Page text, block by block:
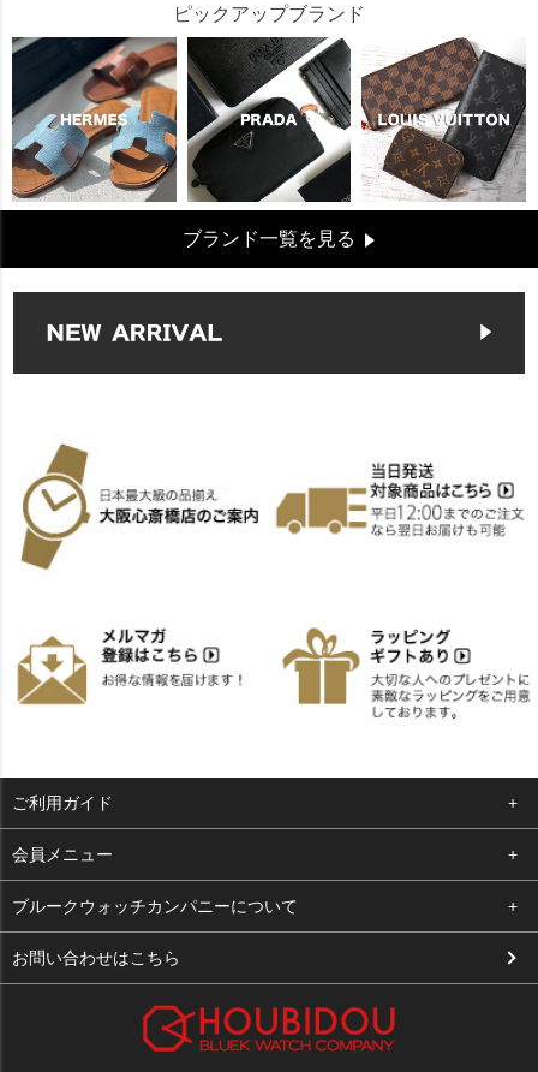
ピックアップブランド
ブランド一覧を見る
ご利用ガイド
よくある質問
支払い・送料
お客様の声
会員メニュー
ログイン
お気に入り
ブルークウォッチカンパニーについて
会社概要
お問い合わせはこちら